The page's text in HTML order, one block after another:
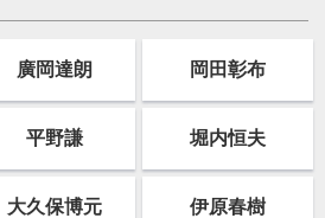
廣岡達朗 岡田彰布
平野謙 堀内恒夫
大久保博元 伊原春樹